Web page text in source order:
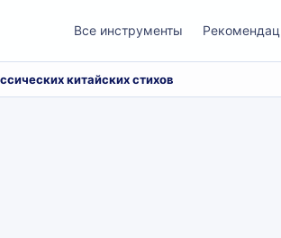
Все инструменты
китайских стихов